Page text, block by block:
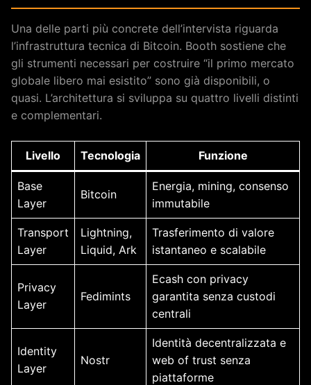
Una delle parti più concrete dell’intervista riguarda
l’infrastruttura tecnica di Bitcoin. Booth sostiene che
gli strumenti necessari per costruire “il primo mercato
globale libero mai esistito” sono già disponibili, o
quasi. L’architettura si sviluppa su quattro livelli distinti
e complementari.
Livello Tecnologia Funzione
Base
Layer
Bitcoin
Energia, mining, consenso
immutabile
Transport
Layer
Lightning,
Liquid, Ark
Trasferimento di valore
istantaneo e scalabile
Privacy
Layer
Fedimints
Ecash con privacy
garantita senza custodi
centrali
Identity
Layer
Nostr
Identità decentralizzata e
web of trust senza
piattaforme